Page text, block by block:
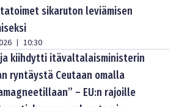
sikaruton leviämisen
| 10:30
kiihdytti itävaltalaisministerin
ryntäystä Ceutaan omalla
– EU:n rajoille